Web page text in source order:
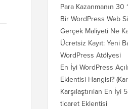
Para Kazanmanın 30
Bir WordPress Web
Gerçek Maliyeti Ne
Ücretsiz Kayıt: Yeni
WordPress Atölyesi
En İyi WordPress
Eklentisi Hangisi?
Karşılaştırılan En İyi
ticaret Eklentisi